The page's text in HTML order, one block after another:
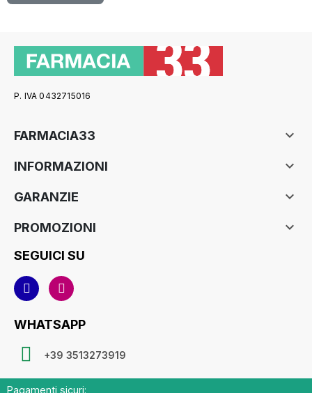
P. IVA 0432715016
FARMACIA33 
INFORMAZIONI 
GARANZIE 
PROMOZIONI 
SEGUICI SU
WHATSAPP
+39 3513273919
Pagamenti sicuri: